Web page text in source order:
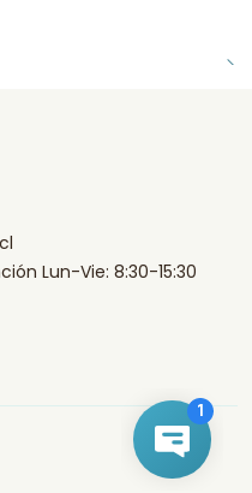
Lun-Vie: 8:30-15:30